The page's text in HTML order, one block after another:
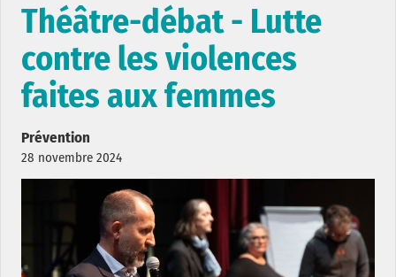
Théâtre-débat - Lutte
contre les violences
faites aux femmes
Prévention
28 novembre 2024